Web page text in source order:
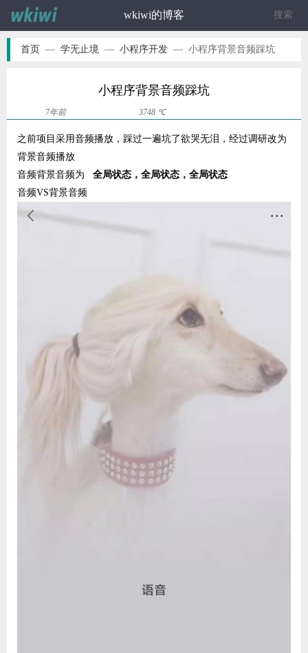
wkiwi的博客 ဆ
首页 — 学无止境 — 小程序开发 — 小程序背景音频踩坑
小程序背景音频踩坑
7年前 3748 ℃
之前项目采用音频播放，踩过一遍坑了欲哭无泪，经过调研改为
背景音频播放
音频背景音频为
全局状态，全局状态，全局状态
音频VS背景音频